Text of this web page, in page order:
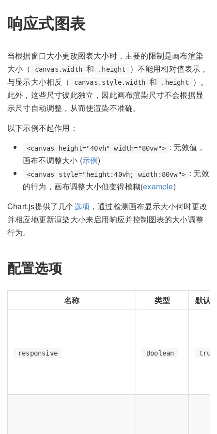
响应式图表
当根据窗口大小更改图表大小时，主要的限制是画布渲染
大小（
canvas.width 和 .height
）不能用相对值表示，
与显示大小相反（
canvas.style.width 和 .height
）。
此外，这些尺寸彼此独立，因此画布渲染尺寸不会根据显
示尺寸自动调整，从而使渲染不准确。
以下示例不起作用：
<canvas height="40vh" width="80vw"> : 无效值，
画布不调整大小 (示例)
<canvas style="height:40vh; width:80vw"> : 无效
的行为，画布调整大小但变得模糊(example)
Chart.js提供了几个选项 ，通过检测画布显示大小何时更改
并相应地更新渲染大小来启用响应并控制图表的大小调整
行为。
配置选项
名称 类型 默认
responsive Boolean true